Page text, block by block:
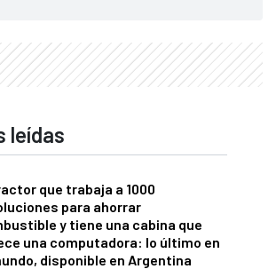
leídas
que trabaja a 1000
para ahorrar
y tiene una cabina que
una computadora: lo último en
disponible en Argentina